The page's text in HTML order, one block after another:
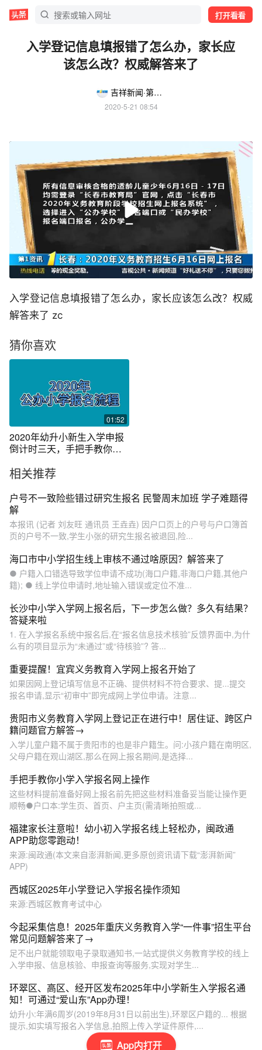
打开看看
App内打开
入学登记信息填报错了怎么办，家长应
该怎么改？权威解答来了
吉祥新闻·第1报道
2020-5-21 08:54
入学登记信息填报错了怎么办，家长应该怎么改？权威
解答来了 zc
猜你喜欢
01:52
2020年幼升小新生入学申报
倒计时三天，手把手教你怎
相关推荐
户号不一致险些错过研究生报名 民警周末加班 学子难题得
解
本报讯 (记者 刘友旺 通讯员 王垚垚) 因户口页上的户号与户口簿首
页的户号不一致,学生小张的研究生报名被退回,险...
海口市中小学招生线上审核不通过啥原因？解答来了
● 户籍入口错选导致学位申请不成功(海口户籍,非海口户籍,其他户
籍); ● 线上学位申请时,地址输入错误或定位不准...
长沙中小学入学网上报名后，下一步怎么做？多久有结果？
答疑来啦
1. 在入学报名系统中报名后,在“报名信息技术核验”反馈界面中,为什
么有的项目显示为“未通过”或“待核验”? 答...
重要提醒！宜宾义务教育入学网上报名开始了
如果因网上登记填写信息不正确、提供材料不符合要求、提...提交
报名申请,显示“初审中”即完成网上学位申请。注意...
贵阳市义务教育入学网上登记正在进行中！居住证、跨区户
籍问题官方解答→
入学儿童户籍不属于贵阳市的也是非户籍生。问:小孩户籍在南明区,
父母户籍在观山湖区,那么在网上报名期间,是选择...
手把手教你小学入学报名网上操作
这些材料提前准备好网上报名前先把这些材料准备妥当能让操作更
顺畅●户口本:学生页、首页、户主页(需清晰拍照或...
福建家长注意啦！幼小初入学报名线上轻松办，闽政通
APP助您零跑动！
来源:闽政通(本文来自澎湃新闻,更多原创资讯请下载“澎湃新闻”
APP)
西城区2025年小学登记入学报名操作须知
来源:西城区教育考试中心
今起采集信息！2025年重庆义务教育入学“一件事”招生平台
常见问题解答来了→
足不出户就能领取电子录取通知书,一站式提供义务教育学校的线上
入学申报、信息核验、申报查询等服务,实现对学生...
环翠区、高区、经开区发布2025年中小学新生入学报名通
知！可通过“爱山东”App办理！
幼升小:年满6周岁(2019年8月31日以前出生),环翠区户籍的... 根据
提示,如实填写报名入学信息,拍照上传入学证件原件,...